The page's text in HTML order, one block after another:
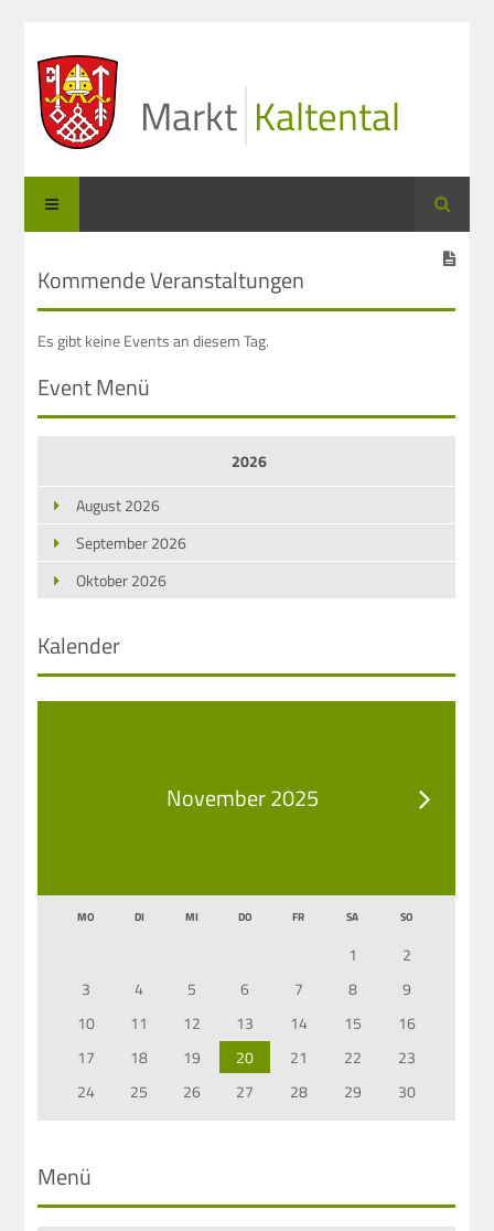
Markt Kaltental
Suche
Kommende Veranstaltungen
Es gibt keine Events an diesem Tag.
Event Menü
2026
August 2026
September 2026
Oktober 2026
Kalender
November 2025
MO DI MI DO FR SA SO
1
2
3
4 5 6 7 8
9
10
11 12 13 14 15
16
17
18 19 20 21 22
23
24
25 26 27 28 29 30
Menü